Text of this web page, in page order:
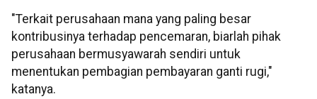
"Terkait perusahaan mana yang paling besar
kontribusinya terhadap pencemaran, biarlah pihak
perusahaan bermusyawarah sendiri untuk
menentukan pembagian pembayaran ganti rugi,"
katanya.